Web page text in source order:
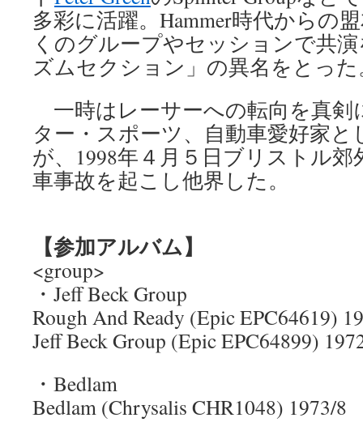
多彩に活躍。Hammer時代からの
くのグループやセッションで共
ズムセクション」の異名をとった
一時はレーサーへの転向を真剣
ター・スポーツ、自動車愛好家
が、1998年４月５日ブリストル
車事故を起こし他界した。
【参加アルバム】
<group>
・Jeff Beck Group
Rough And Ready (Epic EPC64619)
Jeff Beck Group (Epic EPC64899)
・Bedlam
Bedlam (Chrysalis CHR1048) 1973/8